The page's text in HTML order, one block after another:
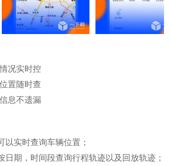
况实时控
置随时查
息不遗漏
以实时查询车辆位置；
日期，时间段查询行程轨迹以及回放轨迹；